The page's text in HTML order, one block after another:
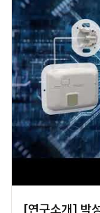
[연구소개] 박